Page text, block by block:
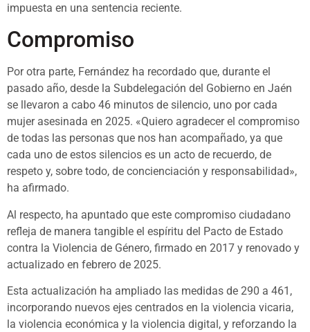
impuesta en una sentencia reciente.
Compromiso
Por otra parte, Fernández ha recordado que, durante el
pasado año, desde la Subdelegación del Gobierno en Jaén
se llevaron a cabo 46 minutos de silencio, uno por cada
mujer asesinada en 2025. «Quiero agradecer el compromiso
de todas las personas que nos han acompañado, ya que
cada uno de estos silencios es un acto de recuerdo, de
respeto y, sobre todo, de concienciación y responsabilidad»,
ha afirmado.
Al respecto, ha apuntado que este compromiso ciudadano
refleja de manera tangible el espíritu del Pacto de Estado
contra la Violencia de Género, firmado en 2017 y renovado y
actualizado en febrero de 2025.
Esta actualización ha ampliado las medidas de 290 a 461,
incorporando nuevos ejes centrados en la violencia vicaria,
la violencia económica y la violencia digital, y reforzando la